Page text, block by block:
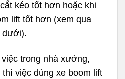
kéo tốt hơn hoặc khi
lift tốt hơn (xem qua
dưới).
trong nhà xưởng,
thì việc dùng xe boom lift